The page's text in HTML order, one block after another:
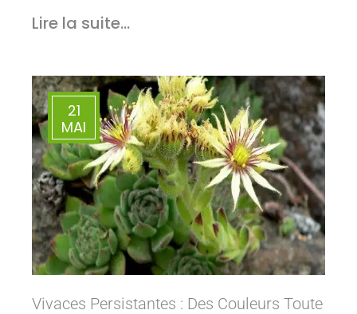
Lire la suite...
21
MAI
Vivaces Persistantes : Des Couleurs Toute